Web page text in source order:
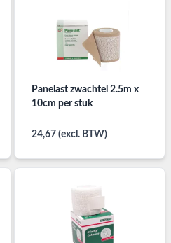
Panelast zwachtel 2.5m x
10cm per stuk
24,67 (excl. BTW)